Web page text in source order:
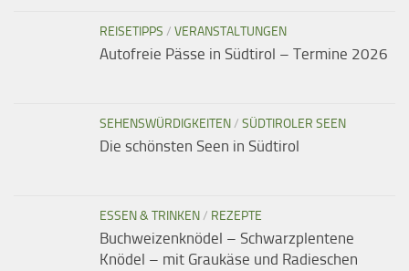
REISETIPPS / VERANSTALTUNGEN
Autofreie Pässe in Südtirol – Termine 2026
SEHENSWÜRDIGKEITEN/ SÜDTIROLER SEEN
Die schönsten Seen in Südtirol
ESSEN & TRINKEN/ REZEPTE
Buchweizenknödel – Schwarzplentene
Knödel – mit Graukäse und Radieschen